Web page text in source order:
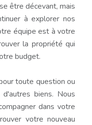
être décevant, mais
à explorer nos
équipe est à votre
la propriété qui
budget.
toute question ou
biens. Nous
dans votre
votre nouveau